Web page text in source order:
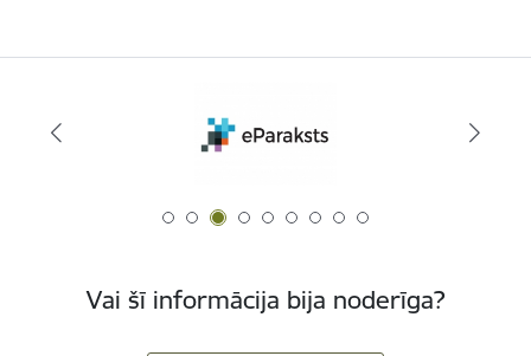
Vai šī informācija bija noderīga?